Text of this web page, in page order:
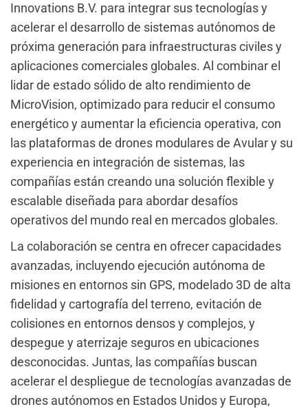
Innovations B.V. para integrar sus tecnologías y
acelerar el desarrollo de sistemas autónomos de
próxima generación para infraestructuras civiles y
aplicaciones comerciales globales. Al combinar el
lidar de estado sólido de alto rendimiento de
MicroVision, optimizado para reducir el consumo
energético y aumentar la eficiencia operativa, con
las plataformas de drones modulares de Avular y su
experiencia en integración de sistemas, las
compañías están creando una solución flexible y
escalable diseñada para abordar desafíos
operativos del mundo real en mercados globales.
La colaboración se centra en ofrecer capacidades
avanzadas, incluyendo ejecución autónoma de
misiones en entornos sin GPS, modelado 3D de alta
fidelidad y cartografía del terreno, evitación de
colisiones en entornos densos y complejos, y
despegue y aterrizaje seguros en ubicaciones
desconocidas. Juntas, las compañías buscan
acelerar el despliegue de tecnologías avanzadas de
drones autónomos en Estados Unidos y Europa,